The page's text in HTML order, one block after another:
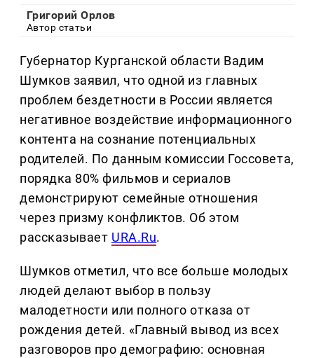
Григорий Орлов
Автор статьи
Губернатор Курганской области Вадим
Шумков заявил, что одной из главных
проблем бездетности в России является
негативное воздействие информационного
контента на сознание потенциальных
родителей. По данным комиссии Госсовета,
порядка 80% фильмов и сериалов
демонстрируют семейные отношения
через призму конфликтов. Об этом
рассказывает URA.Ru.
Шумков отметил, что все больше молодых
людей делают выбор в пользу
малодетности или полного отказа от
рождения детей. «Главный вывод из всех
разговоров про демографию: основная